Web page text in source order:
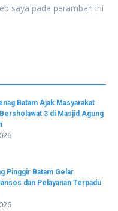
saya pada peramban ini
Batam Ajak Masyarakat
3 di Masjid Agung
Pinggir Batam Gelar
dan Pelayanan Terpadu